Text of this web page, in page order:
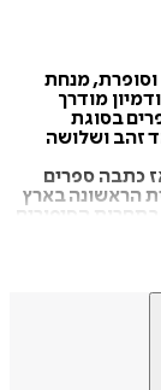
1987) היא מרצה וסופרת, מנחת
סדנאות כתיבה טיפולית ויצירתית בשילוב NLP ודמיון מודרך
ישראלית. הוציאה עד כה —27 ספרים בסוגת
זהב ושלושה
כתבה ספרים
הארצית הראשונה בארץ
"המחסום".
בתחום
נוער בעיתון
כיהנה כעורכת ראשית של עיתון
בהוצאת ידיעות אחרונות
כתבה למגירה בגיל 14, "קיץ אחד ביחד".
לגדול